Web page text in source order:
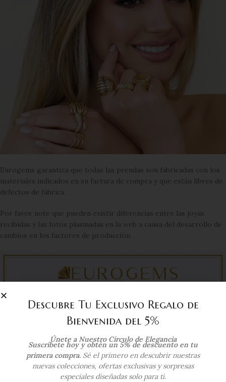
Eurogems garantiza que todas las prendas son fabricadas con los
materiales indicados en su factura de compra y que están libres de
defectos de fábrica.
Por favor note que pueden existir diferencias entre las joyas
recibidas y las fotos plasmadas en la web a causa del desarrollo de
cambios en los factores de producción.
Descubre Tu Exclusivo Regalo de
Bienvenida del 5%
Únete a Nuestro Círculo de Elegancia
Suscríbete hoy y obtén un 5% de descuento en tu
primera compra. Sé el primero en descubrir nuestras
nuevas colecciones, ofertas exclusivas y sorpresas
especiales diseñadas solo para ti.